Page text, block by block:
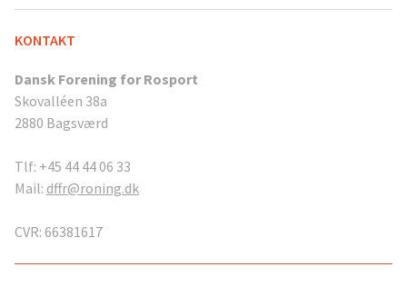
KONTAKT
Dansk Forening for Rosport
Skovalléen 38a
2880 Bagsværd
Tlf: +45 44 44 06 33
Mail: dffr@roning.dk
CVR: 66381617